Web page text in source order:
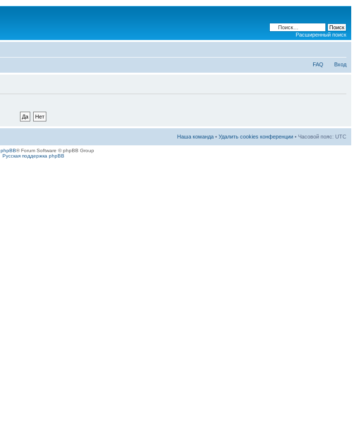
Расширенный поиск
FAQ Вход
Наша команда • Удалить cookies конференции • Часовой пояс: UTC
phpBB® Forum Software © phpBB Group
Русская поддержка phpBB